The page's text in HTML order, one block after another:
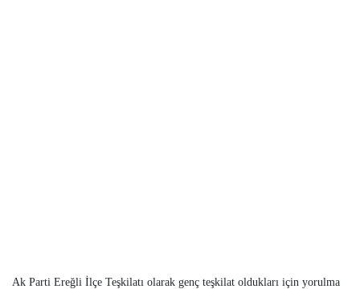
Ak Parti Ereğli İlçe Teşkilatı olarak genç teşkilat oldukları için yorulma